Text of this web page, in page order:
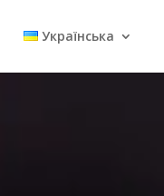
Українська